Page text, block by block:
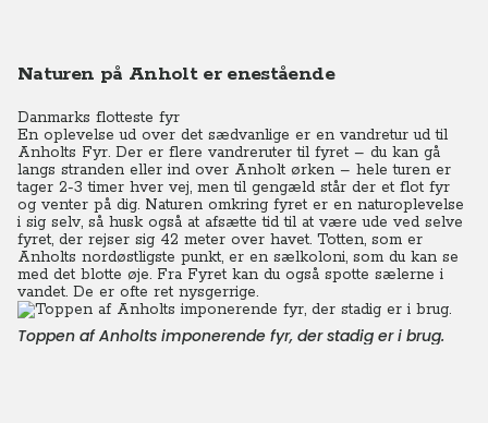
Naturen på Anholt er enestående
Danmarks flotteste fyr
En oplevelse ud over det sædvanlige er en vandretur ud til
Anholts Fyr. Der er flere vandreruter til fyret – du kan gå
langs stranden eller ind over Anholt ørken – hele turen er
tager 2-3 timer hver vej, men til gengæld står der et flot fyr
og venter på dig. Naturen omkring fyret er en naturoplevelse
i sig selv, så husk også at afsætte tid til at være ude ved selve
fyret, der rejser sig 42 meter over havet. Totten, som er
Anholts nordøstligste punkt, er en sælkoloni, som du kan se
med det blotte øje. Fra Fyret kan du også spotte sælerne i
vandet. De er ofte ret nysgerrige.
Toppen af Anholts imponerende fyr, der stadig er i brug.